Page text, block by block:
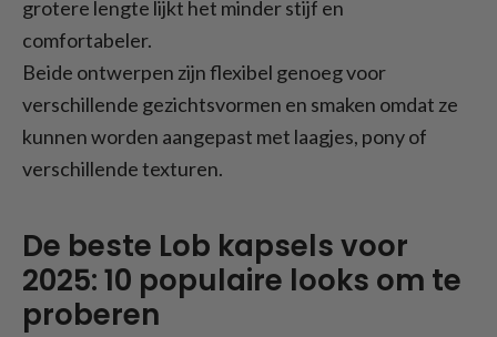
grotere lengte lijkt het minder stijf en
comfortabeler.
Beide ontwerpen zijn flexibel genoeg voor
verschillende gezichtsvormen en smaken omdat ze
kunnen worden aangepast met laagjes, pony of
verschillende texturen.
De beste Lob kapsels voor
2025: 10 populaire looks om te
proberen